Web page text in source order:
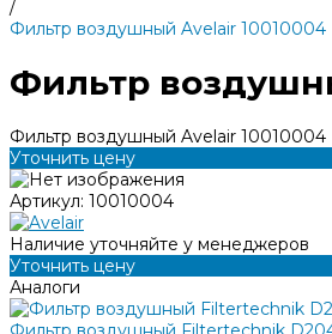
/
Фильтр воздушный Avelair 10010004
Фильтр
Фильтр воздушный Avelair 10010004
Уточнить цену
Артикул: 10010004
Наличие уточняйте у менеджеров
Уточнить цену
Аналоги